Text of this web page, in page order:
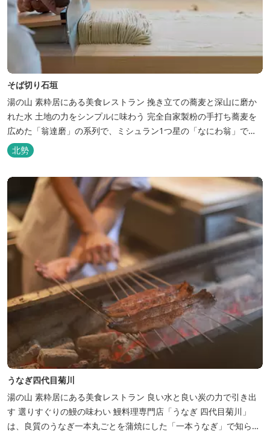
そば切り石垣
湯の山 素粋居にある美食レストラン 挽き立ての蕎麦と深山に磨か
れた水 土地の力をシンプルに味わう 完全自家製粉の手打ち蕎麦を
広めた「翁達磨」の系列で、ミシュラン1つ星の「なにわ翁」で研
鑽を積んだ石垣雄介氏が開業した「そば切り石垣」。 翁伝統の完全
自家製粉による二八蕎麦を踏襲し、蕎麦と酒をシンプルに楽しむ店
を実現しました。国産蕎麦の香りを存分に引き出す、湯の山温泉の
天然の水の力...
北勢
うなぎ四代目菊川
湯の山 素粋居にある美食レストラン 良い水と良い炭の力で引き出
す 選りすぐりの鰻の味わい 鰻料理専門店「うなぎ 四代目菊川」
は、良質のうなぎ一本丸ごとを蒲焼にした「一本うなぎ」で知られ